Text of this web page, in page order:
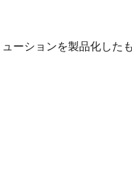
ーションを製品化したも